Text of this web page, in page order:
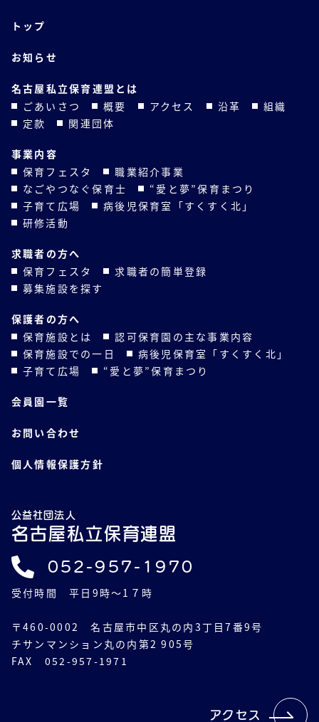
トップ
お知らせ
名古屋私立保育連盟とは
ごあいさつ
概要 アクセス 沿革
組織
定款
関連団体
事業内容
保育フェスタ
職業紹介事業
なごやつなぐ保育士
“愛と夢”保育まつり
子育て広場
病後児保育室「すくすく北」
研修活動
求職者の方へ
保育フェスタ
求職者の簡単登録
募集施設を探す
保護者の方へ
保育施設とは
認可保育園の主な事業内容
保育施設での一日
病後児保育室「すくすく北」
子育て広場
“愛と夢”保育まつり
会員園一覧
お問い合わせ
個人情報保護方針
公益社団法人
名古屋私立保育連盟
052-957-1970
受付時間 平日9時～1７時
〒460-0002 名古屋市中区丸の内3丁目7番9号
チサンマンション丸の内第2 905号
FAX 052-957-1971
アクセス